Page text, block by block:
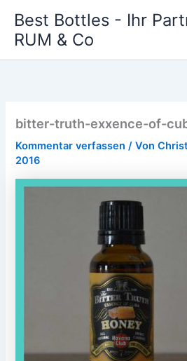
Inhalt
springen
Best Bottles - Ihr
RUM & Co
bitter-truth-exxence-of-
Kommentar verfassen / Von
2016